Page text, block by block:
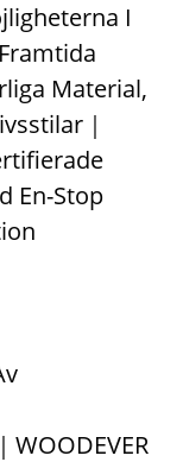
I
Material,
｜
En-Stop